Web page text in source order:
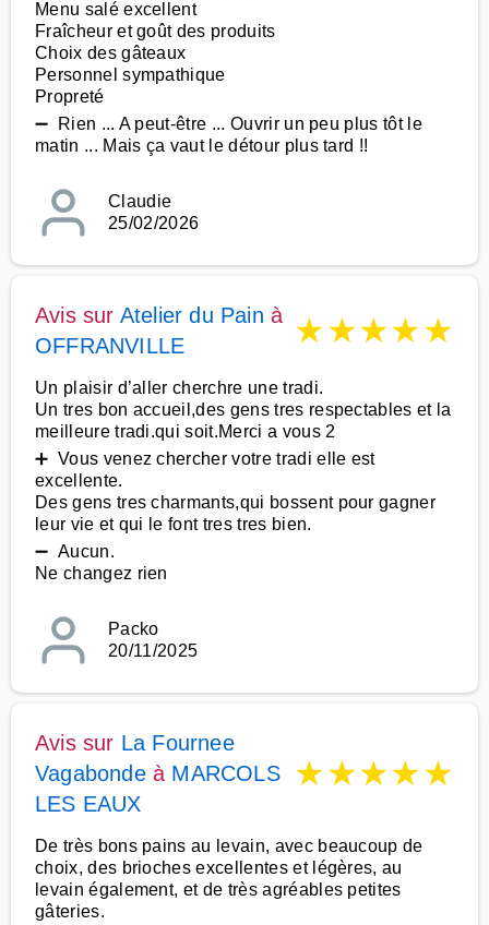
Menu salé excellent
Fraîcheur et goût des produits
Choix des gâteaux
Personnel sympathique
Propreté
➖ Rien ... A peut-être ... Ouvrir un peu plus tôt le
matin ... Mais ça vaut le détour plus tard !!
Claudie
25/02/2026
Avis sur Atelier du Pain à
OFFRANVILLE
★★★★★
Un plaisir d’aller cherchre une tradi.
Un tres bon accueil,des gens tres respectables et la
meilleure tradi.qui soit.Merci a vous 2
➕ Vous venez chercher votre tradi elle est
excellente.
Des gens tres charmants,qui bossent pour gagner
leur vie et qui le font tres tres bien.
➖ Aucun.
Ne changez rien
Packo
20/11/2025
Avis sur La Fournee
Vagabondeà MARCOLS
LES EAUX
★★★★★
De très bons pains au levain, avec beaucoup de
choix, des brioches excellentes et légères, au
levain également, et de très agréables petites
gâteries.